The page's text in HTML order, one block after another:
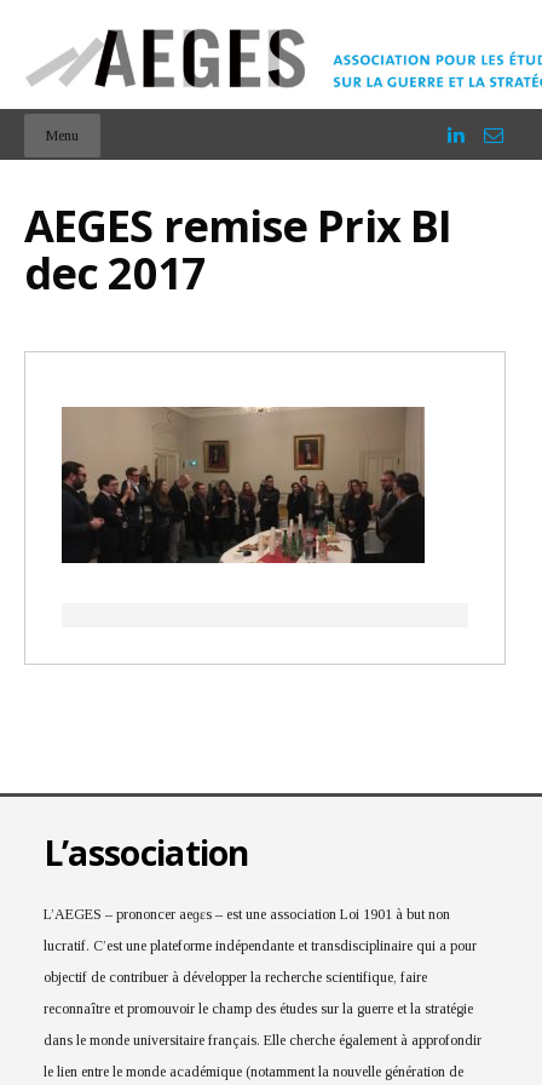
Menu
AEGES remise Prix BI
dec 2017
L’association
L’AEGES – prononcer aeɡɛs – est une association Loi 1901 à but non
lucratif. C’est une plateforme indépendante et transdisciplinaire qui a pour
objectif de contribuer à développer la recherche scientifique, faire
reconnaître et promouvoir le champ des études sur la guerre et la stratégie
dans le monde universitaire français. Elle cherche également à approfondir
le lien entre le monde académique (notamment la nouvelle génération de